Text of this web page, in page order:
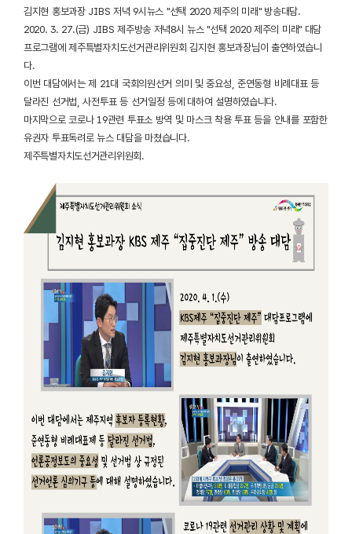
김지현 홍보과장 JIBS 저녁 9시뉴스 "선택 2020 제주의 미래" 방송대담.
2020. 3. 27.(금) JIBS 제주방송 저녁8시 뉴스 "선택 2020 제주의 미래" 대담
프로그램에 제주특별자치도선거관리위원회 김지현 홍보과장님이 출연하였습니
다.
이번 대담에서는 제 21대 국회의원선거 의미 및 중요성, 준연동형 비례대표 등
달라진 선거법, 사전투표 등 선거일정 등에 대하여 설명하였습니다.
마지막으로 코로나 19관련 투표소 방역 및 마스크 착용 투표 등을 안내를 포함한
유권자 투표독려로 뉴스 대담을 마쳤습니다.
제주특별자치도선거관리위원회.